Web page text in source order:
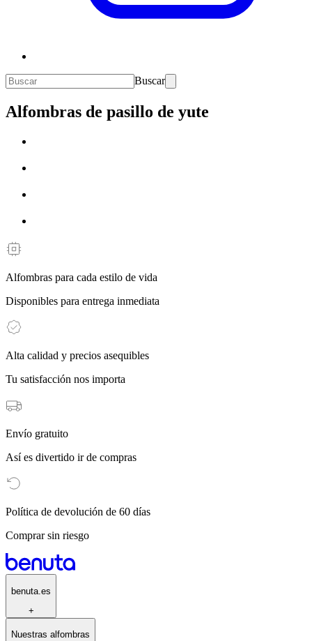
Buscar
Alfombras de pasillo de yute
Alfombras para cada estilo de vida
Disponibles para entrega inmediata
Alta calidad y precios asequibles
Tu satisfacción nos importa
Envío gratuito
Así es divertido ir de compras
Política de devolución de 60 días
Comprar sin riesgo
benuta.es
+
Nuestras alfombras